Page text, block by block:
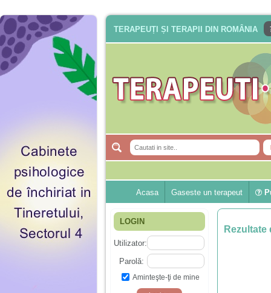
TERAPEUȚI ȘI TERAPII DIN ROMÂNIA
Acasa Gaseste un terapeut
LOGIN
Utilizator:
Parolă:
Aminteşte-ţi de mine
Rezultate